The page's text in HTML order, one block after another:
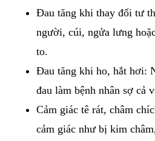
Đau tăng khi thay đổi tư
người, cúi, ngửa lưng
to.
Đau tăng khi ho, hắt hơi:
đau làm bệnh nhân sợ cả
Cảm giác tê rát, châm
cảm giác như bị kim